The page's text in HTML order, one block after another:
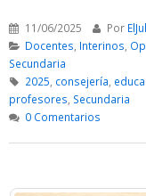
11/06/2025 Por
Docentes, Interinos,
Secundaria
2025, consejería,
profesores, Secundaria
0 Comentarios